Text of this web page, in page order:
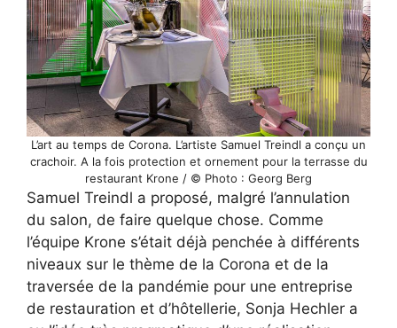
L’art au temps de Corona. L’artiste Samuel Treindl a conçu un
crachoir. A la fois protection et ornement pour la terrasse du
restaurant Krone / © Photo : Georg Berg
Samuel Treindl a proposé, malgré l’annulation
du salon, de faire quelque chose. Comme
l’équipe Krone s’était déjà penchée à différents
niveaux sur le thème de la Corona et de la
traversée de la pandémie pour une entreprise
de restauration et d’hôtellerie, Sonja Hechler a